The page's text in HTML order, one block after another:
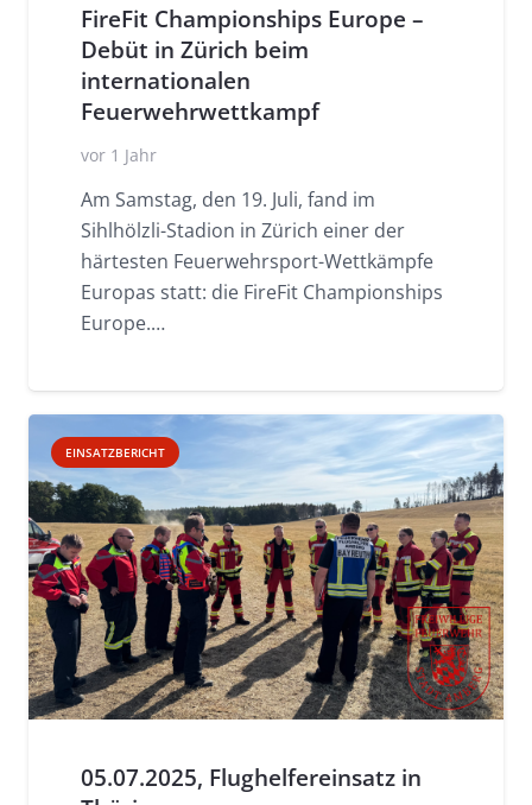
FireFit Championships Europe –
Debüt in Zürich beim
internationalen
Feuerwehrwettkampf
vor 1 Jahr
Am Samstag, den 19. Juli, fand im
Sihlhölzli-Stadion in Zürich einer der
härtesten Feuerwehrsport-Wettkämpfe
Europas statt: die FireFit Championships
Europe.…
EINSATZBERICHT
05.07.2025, Flughelfereinsatz in